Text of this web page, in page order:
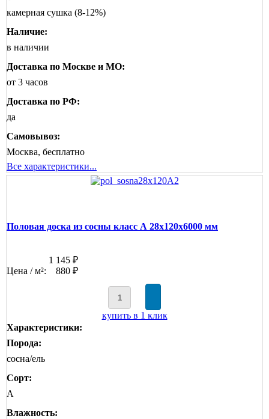
камерная сушка (8-12%)
Наличие:
в наличии
Доставка по Москве и МО:
от 3 часов
Доставка по РФ:
да
Самовывоз:
Москва, бесплатно
Все характеристики...
Половая доска из сосны класс А 28x120x6000 мм
1 145 ₽
Цена / м²:
880 ₽
купить в 1 клик
Характеристики:
Порода:
сосна/ель
Сорт:
А
Влажность: